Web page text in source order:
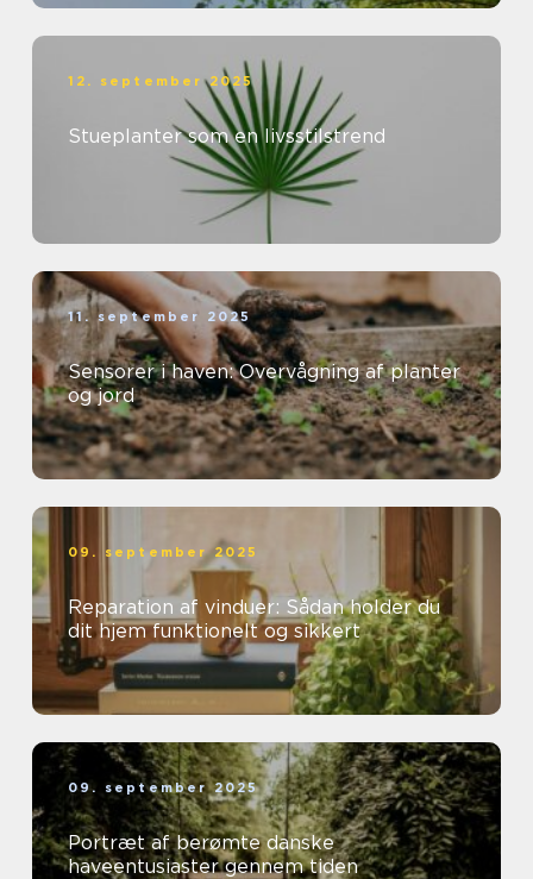
12. september 2025
Stueplanter som en livsstilstrend
11. september 2025
Sensorer i haven: Overvågning af planter
og jord
09. september 2025
Reparation af vinduer: Sådan holder du
dit hjem funktionelt og sikkert
09. september 2025
Portræt af berømte danske
haveentusiaster gennem tiden